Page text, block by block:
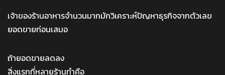
เจ้าของร้านอาหารจำนวนมากมักวิเคราะห์ปัญหาธุรกิจจากตัวเลข
ยอดขายก่อนเสมอ
ถ้ายอดขายลดลง
สิ่งแรกที่หลายร้านทำคือ